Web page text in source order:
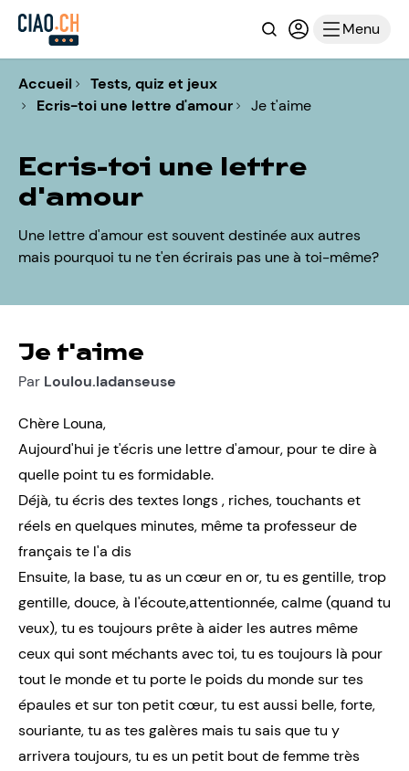
RechercheConnexion
Menu
Accueil
Tests, quiz et jeux
Ecris-toi une lettre d'amour
Je t'aime
Ecris-toi une lettre
d'amour
Une lettre d'amour est souvent destinée aux autres
mais pourquoi tu ne t'en écrirais pas une à toi-même?
Je t'aime
Par Loulou.ladanseuse
Chère Louna,
Aujourd'hui je t'écris une lettre d'amour, pour te dire à
quelle point tu es formidable.
Déjà, tu écris des textes longs , riches, touchants et
réels en quelques minutes, même ta professeur de
français te l'a dis
Ensuite, la base, tu as un cœur en or, tu es gentille, trop
gentille, douce, à l'écoute,attentionnée, calme (quand tu
veux), tu es toujours prête à aider les autres même
ceux qui sont méchants avec toi, tu es toujours là pour
tout le monde et tu porte le poids du monde sur tes
épaules et sur ton petit cœur, tu est aussi belle, forte,
souriante, tu as tes galères mais tu sais que tu y
arrivera toujours, tu es un petit bout de femme très